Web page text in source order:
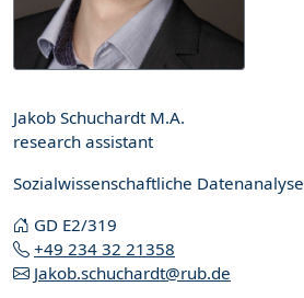
Jakob Schuchardt M.A.
research assistant
Sozialwissenschaftliche Datenanalyse
GD E2/319
+49 234 32 21358
Jakob.schuchardt@rub.de